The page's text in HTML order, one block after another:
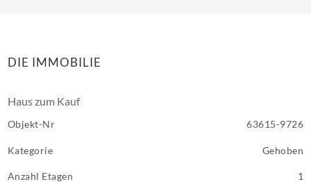
DIE IMMOBILIE
Haus zum Kauf
Objekt-Nr 63615-9726
Kategorie Gehoben
Anzahl Etagen 1